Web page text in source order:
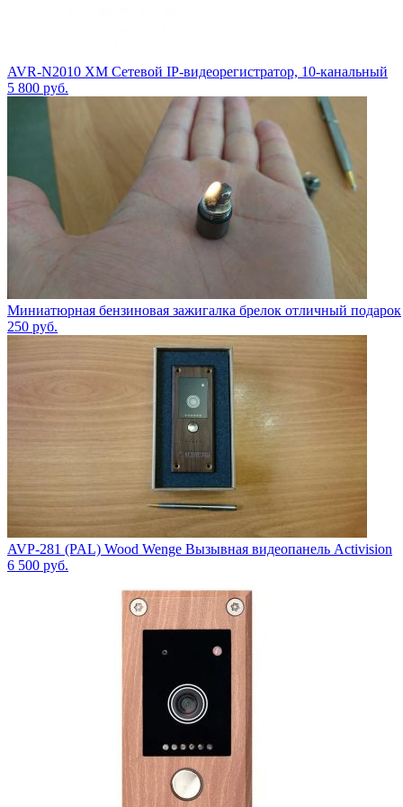
AVR-N2010 XM Сетевой IP-видеорегистратор, 10-канальный
5 800 руб.
Миниатюрная бензиновая зажигалка брелок отличный подарок
250 руб.
AVP-281 (PAL) Wood Wenge Вызывная видеопанель Activision
6 500 руб.